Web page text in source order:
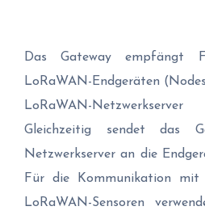
Das Gateway empfängt
LoRaWAN-Endgeräten
LoRaWAN-
Gleichzeitig sendet das
Netzwerkserver an die
Für die Kommunikation mit
LoRaWAN-Sensoren